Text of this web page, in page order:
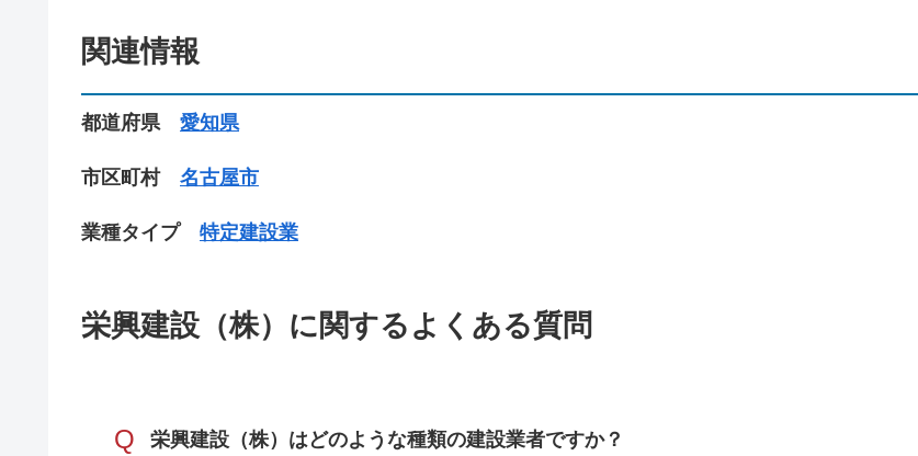
関連情報
都道府県 愛知県
市区町村 名古屋市
業種タイプ 特定建設業
栄興建設（株）に関するよくある質問
Q 栄興建設（株）はどのような種類の建設業者ですか？